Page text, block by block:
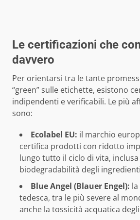
Le certificazioni che
davvero
Per orientarsi tra le tante
“green” sulle etichette, esistono
indipendenti e verificabili. Le più
sono:
Ecolabel EU: il marchio
certifica prodotti con ridotto
lungo tutto il ciclo di vita, inclusa
biodegradabilità degli
Blue Angel (Blauer Engel):
tedesca, tra le più severe al
anche la tossicità acquatica